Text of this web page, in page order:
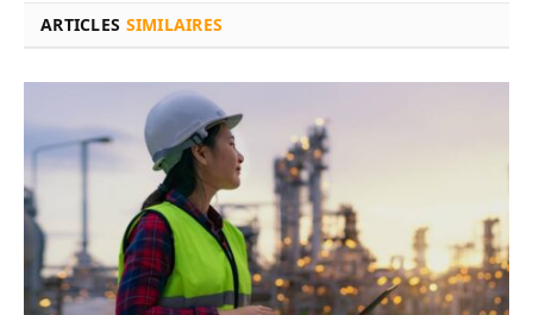
ARTICLES SIMILAIRES